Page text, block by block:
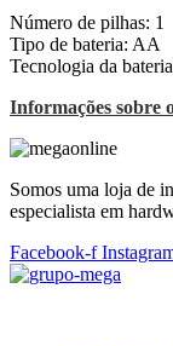
Número de pilhas: 1
Tipo de bateria: AA
Tecnologia da
Informações sobre
Somos uma loja de
especialista em
Facebook-f